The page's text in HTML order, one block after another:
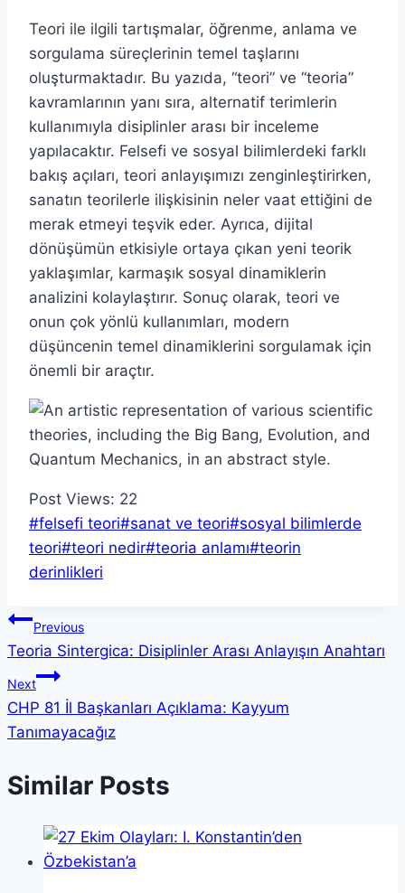
Teori ile ilgili tartışmalar, öğrenme, anlama ve
sorgulama süreçlerinin temel taşlarını
oluşturmaktadır. Bu yazıda, “teori” ve “teoria”
kavramlarının yanı sıra, alternatif terimlerin
kullanımıyla disiplinler arası bir inceleme
yapılacaktır. Felsefi ve sosyal bilimlerdeki farklı
bakış açıları, teori anlayışımızı zenginleştirirken,
sanatın teorilerle ilişkisinin neler vaat ettiğini de
merak etmeyi teşvik eder. Ayrıca, dijital
dönüşümün etkisiyle ortaya çıkan yeni teorik
yaklaşımlar, karmaşık sosyal dinamiklerin
analizini kolaylaştırır. Sonuç olarak, teori ve
onun çok yönlü kullanımları, modern
düşüncenin temel dinamiklerini sorgulamak için
önemli bir araçtır.
Post Views: 22
Post
Tags:
#felsefi teori#sanat ve teori#sosyal bilimlerde
teori#teori nedir#teoria anlamı#teorin
derinlikleri
Yazı
gezinmesi
Previous
Teoria Sintergica: Disiplinler Arası Anlayışın Anahtarı
Next
CHP 81 İl Başkanları Açıklama: Kayyum
Tanımayacağız
Similar Posts